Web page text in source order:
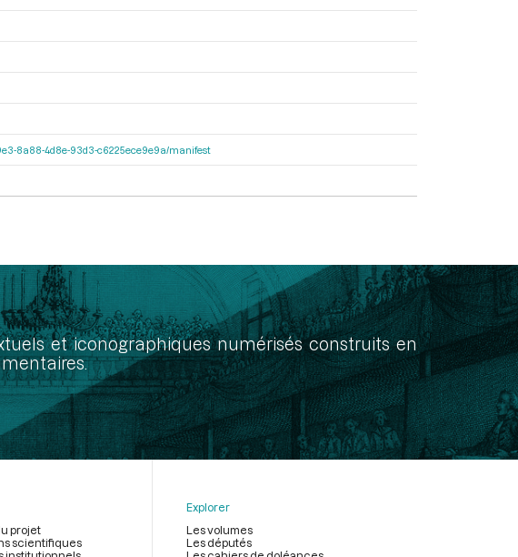
8a88-4d8e-93d3-c6225ece9e9a/manifest
et iconographiques numérisés construits en
projet
scientifiques
Explorer
Les volumes
Les députés